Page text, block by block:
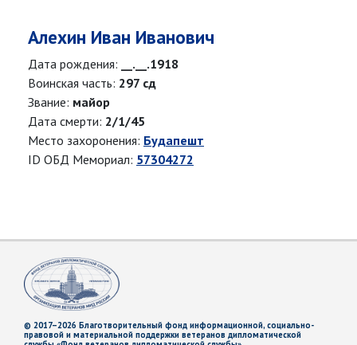
Алехин Иван Иванович
Дата рождения:
__.__.1918
Воинская часть: 297 сд
Звание: майор
Дата смерти: 2/1/45
Место захоронения: Будапешт
ID ОБД Мемориал: 57304272
© 2017–2026 Благотворительный фонд информационной, социально-
правовой и материальной поддержки ветеранов дипломатической